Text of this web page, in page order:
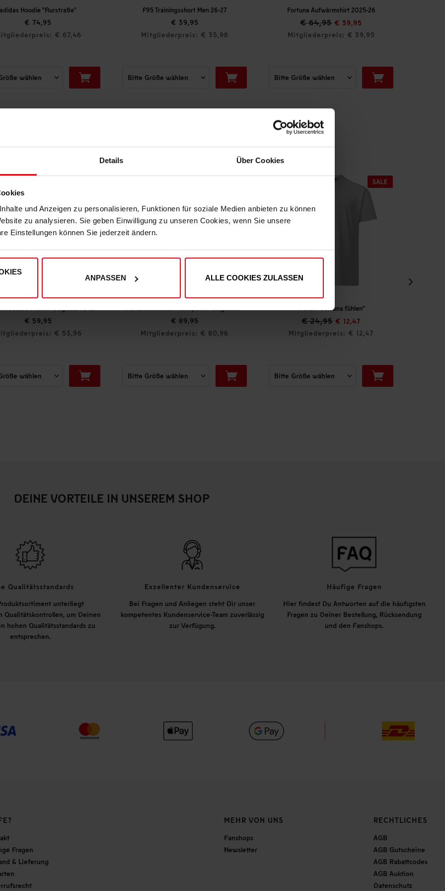
Details Über Cookies
und Anzeigen zu personalisieren, Funktionen für soziale Medien anbieten zu können
zu analysieren. Sie geben Einwilligung zu unseren Cookies, wenn Sie unsere
Einstellungen können Sie jederzeit ändern.
ANPASSEN ALLE COOKIES ZULASSEN
F95 Trainingsshort Men 26-27
Mitgliederpreis: € 35,96
Fortuna Aufwärmshirt 2025-26
Mitgliederpreis: € 39,95
F95 Trainingsshirt Men 26-27 "Schwarz"
Mitgliederpreis: € 40,46
DAS KÖNNTE DIR AUCH GEFALLEN
Fortuna x adidas T-Shirt "Originals" Off-White Fortuna x adidas Trackpants "Originals" Off-White
Mitgliederpreis: € 80,96
T-Shirt "Fortuna fühlen"
Mitgliederpreis: € 12,47
Mitgliederpreis: €
DEINE VORTEILE IN UNSEREM SHOP
Qualitätsstandards
unterliegt
Qualitätskontrollen, um Deinen
hohen Qualitätsstandards zu
entsprechen.
Exzellenter Kundenservice
Bei Fragen und Anliegen steht Dir unser
kompetentes Kundenservice-Team zuverlässig
zur Verfügung.
Häufige Fragen
Hier findest Du Antworten auf die häufigsten
Fragen zu Deiner Bestellung, Rücksendung
und den Fanshops.
Fragen
& Lieferung
MEHR VON UNS
Fanshops
Newsletter
RECHTLICHES
AGB
AGB Gutscheine
AGB Rabattcodes
AGB Auktion
Datenschutz